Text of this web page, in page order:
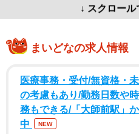
↓ スクロール
まいどなの求人情報
医療事務・受付/無資格・
の考慮もあり/勤務日数や
務もできる/「大師前駅」
中
NEW